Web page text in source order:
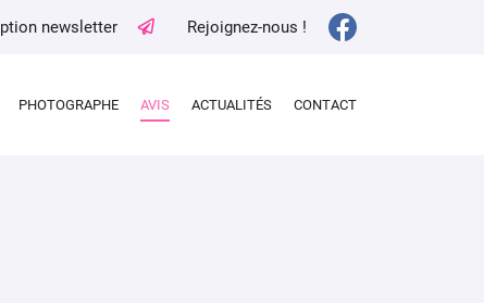
newsletter Rejoignez-nous !
PHOTOGRAPHE AVIS ACTUALITÉS CONTACT